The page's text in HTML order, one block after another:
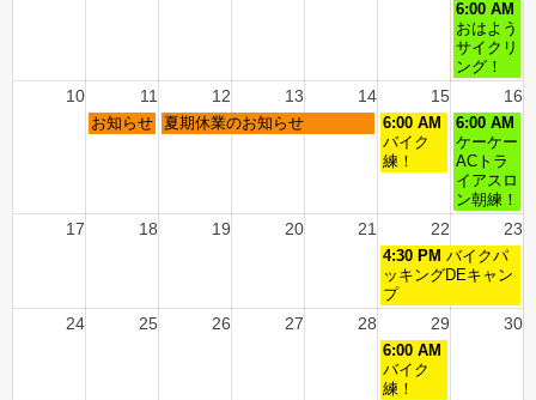
6:00 AM
おはよう
サイクリ
ング！
10 11 12 13 14 15 16
お知らせ 夏期休業のお知らせ
6:00 AM
バイク
練！
6:00 AM
ケーケー
ACトラ
イアスロ
ン朝練！
17 18 19 20 21 22 23
4:30 PM バイクパ
ッキングDEキャン
プ
24 25 26 27 28 29 30
6:00 AM
バイク
練！